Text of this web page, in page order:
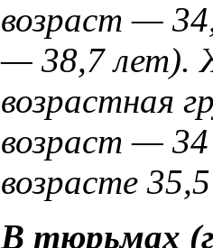
возраст —
— 38,7 лет).
возрастная
возраст —
возрасте
В тюрьмах